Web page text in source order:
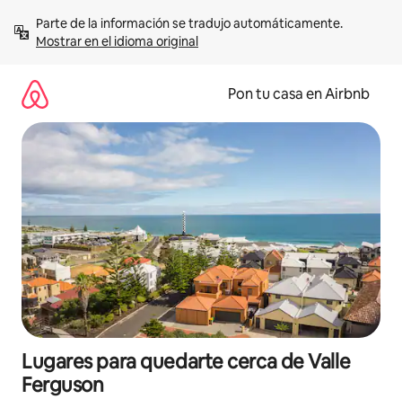
contenidoMostrar en el idioma original
Pon tu casa en Airbnb
Lugares para quedarte cerca de Valle
Ferguson